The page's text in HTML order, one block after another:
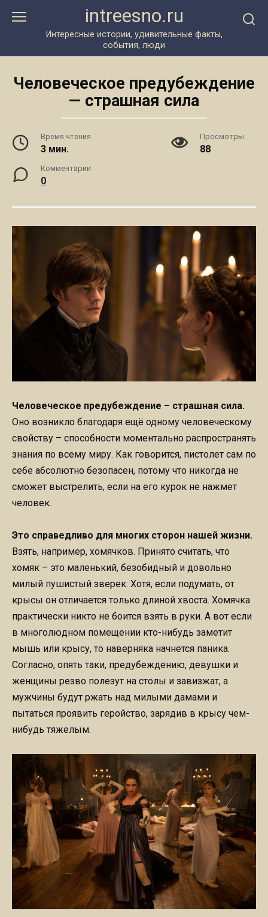
intreesno.ru
Интересные истории, удивительные факты,
события, люди
Человеческое предубеждение
— страшная сила
Время чтения
3 мин.
Просмотры
88
Комментарии
0
Человеческое предубеждение – страшная сила.
Оно возникло благодаря ещё одному человеческому
свойству – способности моментально распространять
знания по всему миру. Как говорится, пистолет сам по
себе абсолютно безопасен, потому что никогда не
сможет выстрелить, если на его курок не нажмет
человек.
Это справедливо для многих сторон нашей жизни.
Взять, например, хомячков. Принято считать, что
хомяк – это маленький, безобидный и довольно
милый пушистый зверек. Хотя, если подумать, от
крысы он отличается только длиной хвоста. Хомячка
практически никто не боится взять в руки. А вот если
в многолюдном помещении кто-нибудь заметит
мышь или крысу, то наверняка начнется паника.
Согласно, опять таки, предубеждению, девушки и
женщины резво полезут на столы и завизжат, а
мужчины будут ржать над милыми дамами и
пытаться проявить геройство, зарядив в крысу чем-
нибудь тяжелым.